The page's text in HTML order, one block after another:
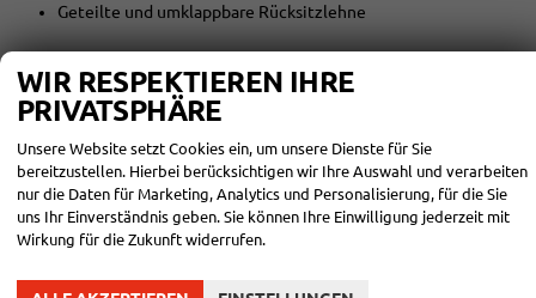
Geteilte und umklappbare Rücksitzlehne
Multimedia & Komfort:
Navigationssystem mit Sprachsteuerung
Kabelloser SmartLink (Apple CarPlay & Android Auto)
Bluetooth-Freisprecheinrichtung
DAB+ Digitalradio
Easy Start
WIR RESPEKTIEREN IHRE
PRIVATSPHÄRE
Unsere Website setzt Cookies ein, um unsere Dienste für Sie
bereitzustellen. Hierbei berücksichtigen wir Ihre Auswahl und verarbeiten
nur die Daten für Marketing, Analytics und Personalisierung, für die Sie
uns Ihr Einverständnis geben. Sie können Ihre Einwilligung jederzeit mit
Wirkung für die Zukunft widerrufen.